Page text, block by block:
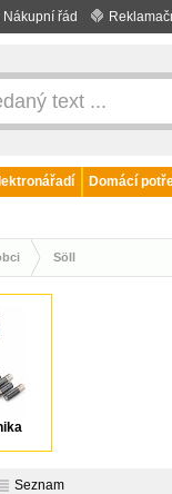
Nákupní řád
Domácí
Söll
Seznam